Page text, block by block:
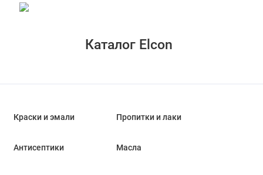
Каталог Elcon
Краски и эмали Пропитки и лаки
Антисептики Масла